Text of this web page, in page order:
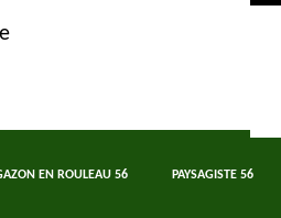
EN ROULEAU 56 PAYSAGISTE 56